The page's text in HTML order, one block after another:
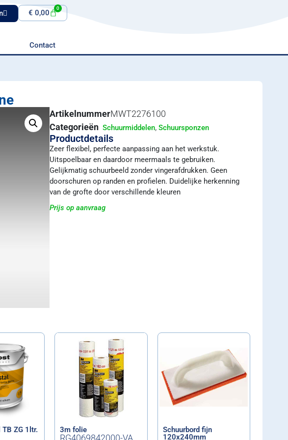
€ 0,00
0
Contact
ArtikelnummerMWT2276100
Categorieën Schuurmiddelen, Schuursponzen
Productdetails
Zeer flexibel, perfecte aanpassing aan het werkstuk.
Uitspoelbaar en daardoor meermaals te gebruiken.
Gelijkmatig schuurbeeld zonder vingerafdrukken. Geen
doorschuren op randen en profielen. Duidelijke herkenning
van de grofte door verschillende kleuren
Prijs op aanvraag
ZG 1ltr. 3m folie
RG4069842000-VA
Schuurbord fijn
120x240mm